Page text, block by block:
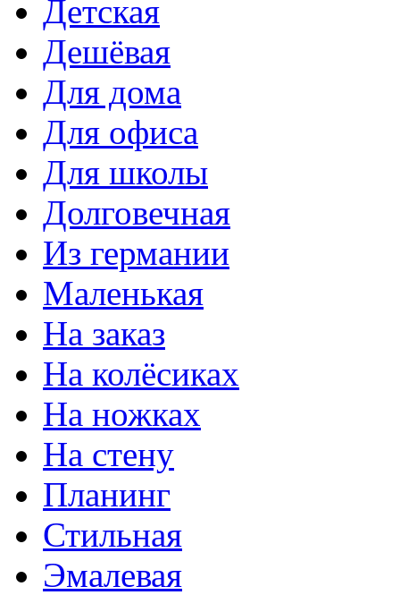
Детская
Дешёвая
Для дома
Для офиса
Для школы
Долговечная
Из германии
Маленькая
На заказ
На колёсиках
На ножках
На стену
Планинг
Стильная
Эмалевая